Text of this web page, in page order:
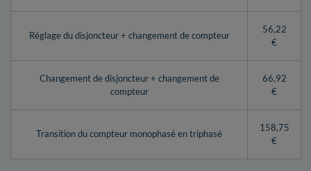
Réglage du disjoncteur + changement de compteur
56,22
€
Changement de disjoncteur + changement de
compteur
66,92
€
Transition du compteur monophasé en triphasé
158,75
€